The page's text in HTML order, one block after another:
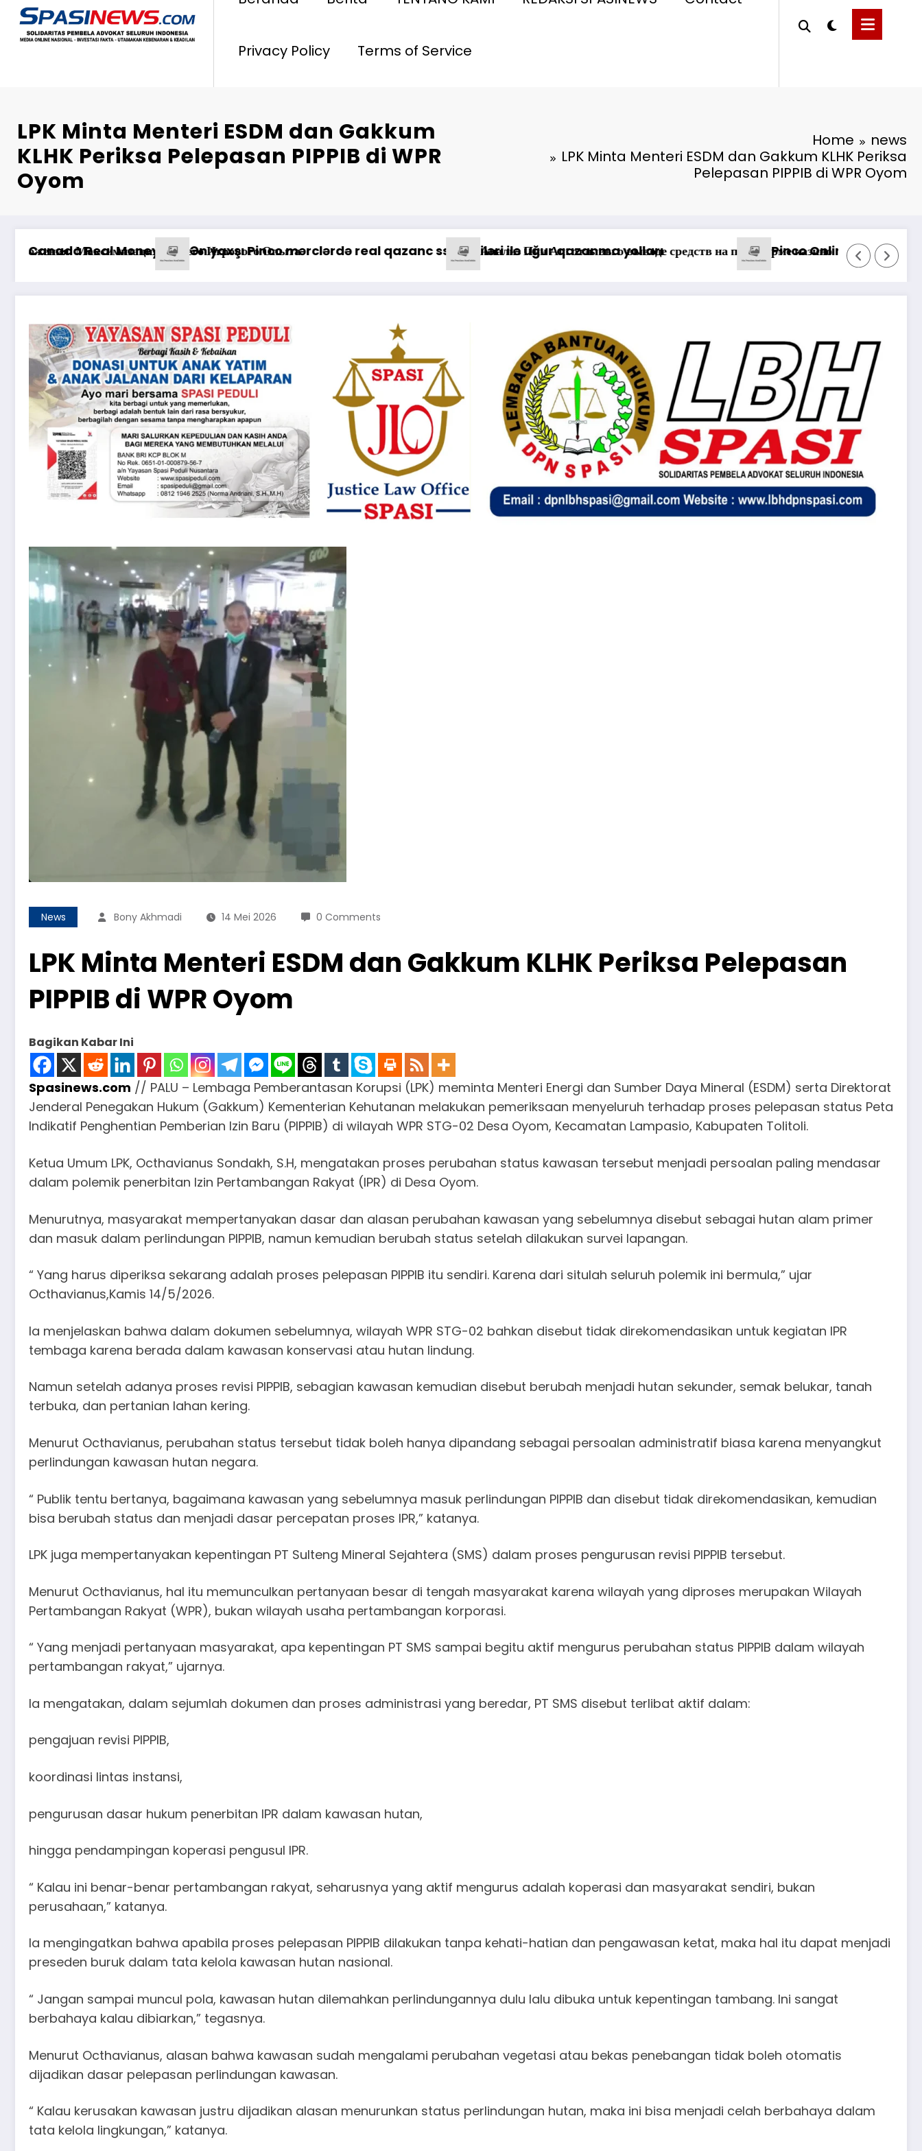
Privacy Policy Terms of Service
LPK Minta Menteri ESDM dan Gakkum
KLHK Periksa Pelepasan PIPPIB di WPR
Oyom
Home
news
LPK Minta Menteri ESDM dan Gakkum KLHK Periksa
Pelepasan PIPPIB di WPR Oyom
uğur qazanma yolları
Пин Ап: отзывы о выводе средств на платформе казиноPinco Online Casino: Oyunçuların Müştəri Xidmətlərindən Nələr Gözlədiyi
*Pastikan Pekayanan Maksimal, Direksi Jasa Raharja
Możliwości
News Bony Akhmadi 14 Mei 2026 0 Comments
LPK Minta Menteri ESDM dan Gakkum KLHK Periksa Pelepasan
PIPPIB di WPR Oyom
Bagikan Kabar Ini
Spasinews.com // PALU – Lembaga Pemberantasan Korupsi (LPK) meminta Menteri Energi dan Sumber Daya Mineral (ESDM) serta Direktorat
Jenderal Penegakan Hukum (Gakkum) Kementerian Kehutanan melakukan pemeriksaan menyeluruh terhadap proses pelepasan status Peta
Indikatif Penghentian Pemberian Izin Baru (PIPPIB) di wilayah WPR STG-02 Desa Oyom, Kecamatan Lampasio, Kabupaten Tolitoli.
Ketua Umum LPK, Octhavianus Sondakh, S.H, mengatakan proses perubahan status kawasan tersebut menjadi persoalan paling mendasar
dalam polemik penerbitan Izin Pertambangan Rakyat (IPR) di Desa Oyom.
Menurutnya, masyarakat mempertanyakan dasar dan alasan perubahan kawasan yang sebelumnya disebut sebagai hutan alam primer
dan masuk dalam perlindungan PIPPIB, namun kemudian berubah status setelah dilakukan survei lapangan.
“ Yang harus diperiksa sekarang adalah proses pelepasan PIPPIB itu sendiri. Karena dari situlah seluruh polemik ini bermula,” ujar
Octhavianus,Kamis 14/5/2026.
Ia menjelaskan bahwa dalam dokumen sebelumnya, wilayah WPR STG-02 bahkan disebut tidak direkomendasikan untuk kegiatan IPR
tembaga karena berada dalam kawasan konservasi atau hutan lindung.
Namun setelah adanya proses revisi PIPPIB, sebagian kawasan kemudian disebut berubah menjadi hutan sekunder, semak belukar, tanah
terbuka, dan pertanian lahan kering.
Menurut Octhavianus, perubahan status tersebut tidak boleh hanya dipandang sebagai persoalan administratif biasa karena menyangkut
perlindungan kawasan hutan negara.
“ Publik tentu bertanya, bagaimana kawasan yang sebelumnya masuk perlindungan PIPPIB dan disebut tidak direkomendasikan, kemudian
bisa berubah status dan menjadi dasar percepatan proses IPR,” katanya.
LPK juga mempertanyakan kepentingan PT Sulteng Mineral Sejahtera (SMS) dalam proses pengurusan revisi PIPPIB tersebut.
Menurut Octhavianus, hal itu memunculkan pertanyaan besar di tengah masyarakat karena wilayah yang diproses merupakan Wilayah
Pertambangan Rakyat (WPR), bukan wilayah usaha pertambangan korporasi.
“ Yang menjadi pertanyaan masyarakat, apa kepentingan PT SMS sampai begitu aktif mengurus perubahan status PIPPIB dalam wilayah
pertambangan rakyat,” ujarnya.
Ia mengatakan, dalam sejumlah dokumen dan proses administrasi yang beredar, PT SMS disebut terlibat aktif dalam:
pengajuan revisi PIPPIB,
koordinasi lintas instansi,
pengurusan dasar hukum penerbitan IPR dalam kawasan hutan,
hingga pendampingan koperasi pengusul IPR.
“ Kalau ini benar-benar pertambangan rakyat, seharusnya yang aktif mengurus adalah koperasi dan masyarakat sendiri, bukan
perusahaan,” katanya.
Ia mengingatkan bahwa apabila proses pelepasan PIPPIB dilakukan tanpa kehati-hatian dan pengawasan ketat, maka hal itu dapat menjadi
preseden buruk dalam tata kelola kawasan hutan nasional.
“ Jangan sampai muncul pola, kawasan hutan dilemahkan perlindungannya dulu lalu dibuka untuk kepentingan tambang. Ini sangat
berbahaya kalau dibiarkan,” tegasnya.
Menurut Octhavianus, alasan bahwa kawasan sudah mengalami perubahan vegetasi atau bekas penebangan tidak boleh otomatis
dijadikan dasar pelepasan perlindungan kawasan.
“ Kalau kerusakan kawasan justru dijadikan alasan menurunkan status perlindungan hutan, maka ini bisa menjadi celah berbahaya dalam
tata kelola lingkungan,” katanya.